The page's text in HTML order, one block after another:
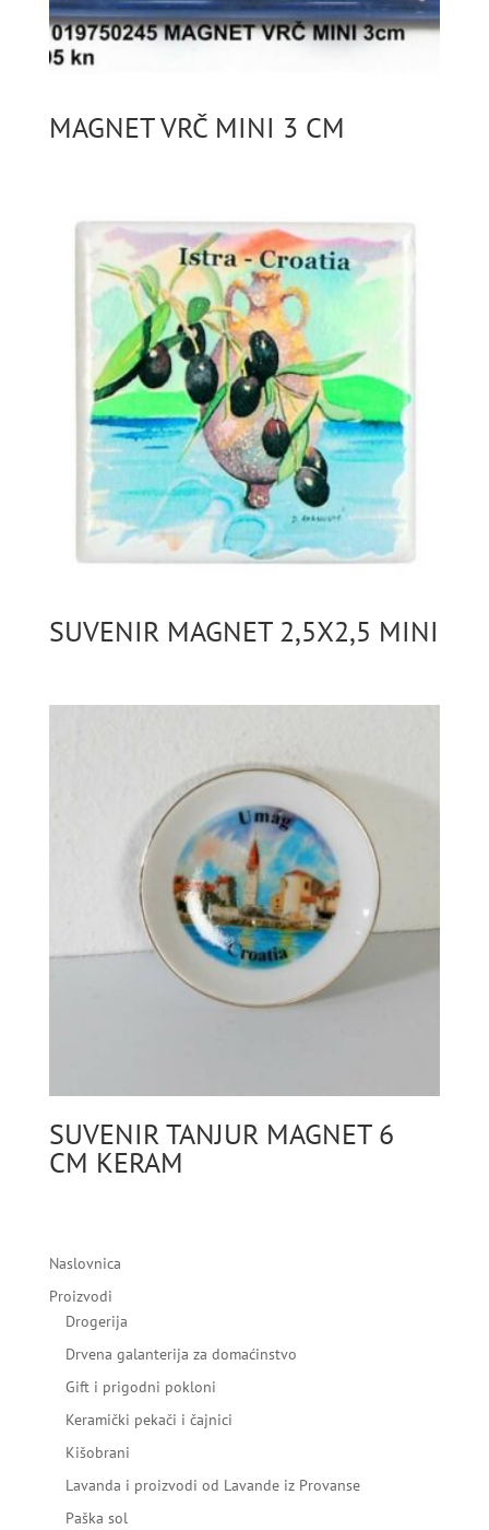
MAGNET VRČ MINI 3 CM
SUVENIR MAGNET 2,5X2,5 MINI
SUVENIR TANJUR MAGNET 6
CM KERAM
Naslovnica
Proizvodi
Drogerija
Drvena galanterija za domaćinstvo
Gift i prigodni pokloni
Keramički pekači i čajnici
Kišobrani
Lavanda i proizvodi od Lavande iz Provanse
Paška sol